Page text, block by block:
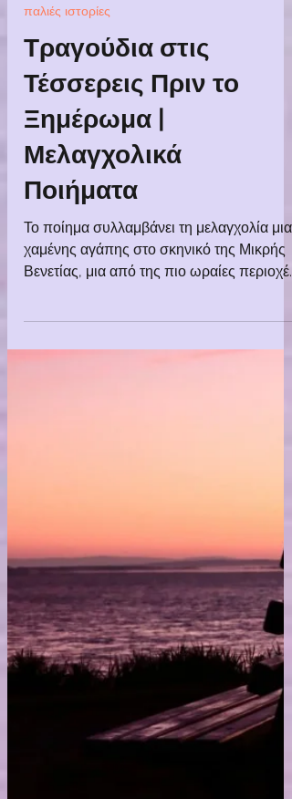
Τάκης Ζαχαρίου
29 Μαΐ 2024
παλιές ιστορίες
Τραγούδια στις
Τέσσερεις Πριν το
Ξημέρωμα |
Μελαγχολικά
Ποιήματα
χαμένης αγάπης στο σκηνικό της Μικρής